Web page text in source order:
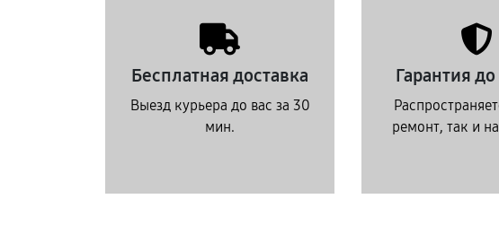
Бесплатная доставка
Выезд курьера до вас за 30
мин.
Гарантия
ремонт, так и